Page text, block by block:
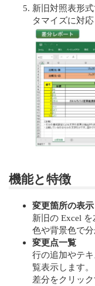
新旧対照表形
タマイズに対応
機能と特徴
変更箇所の表示
新旧の Excel
色や背景色で分
変更点一覧
行の追加やテ
覧表示します。
差分をクリッ